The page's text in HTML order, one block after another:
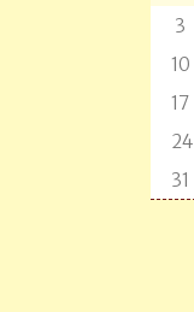
3
10
17
24
31